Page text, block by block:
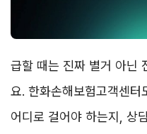
급할 때는 진짜 별거 아닌
요. 한화손해보험고객센
어디로 걸어야 하는지, 상